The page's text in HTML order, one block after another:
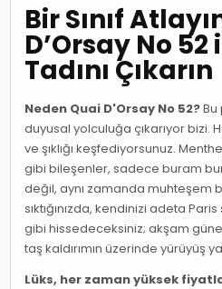
Bir Sınıf
D’Orsay No
Tadını Çıkarın
Neden Quai D'Orsay No 52?
duyusal yolculuğa çıkarıyor bizi.
ve şıklığı keşfediyorsunuz.
gibi bileşenler, sadece buram
değil, aynı zamanda muhteşem
sıktığınızda, kendinizi adeta
gibi hissedeceksiniz; akşam
taş kaldırımın üzerinde yürüyüş
Lüks, her zaman yüksek